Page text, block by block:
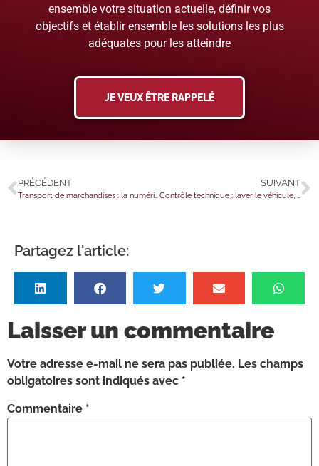
ensemble votre situation actuelle, définir vos
objectifs et établir ensemble les solutions les plus
adéquates pour les atteindre
JE VEUX ÊTRE RAPPELÉ
PRÉCÉDENT
Transport de marchandises : la numérisation en route !
SUIVANT
Contrôle technique : laver le véhicule, un préalable ?
Partagez l'article:
Laisser un commentaire
Votre adresse e-mail ne sera pas publiée. Les champs
obligatoires sont indiqués avec *
Commentaire *